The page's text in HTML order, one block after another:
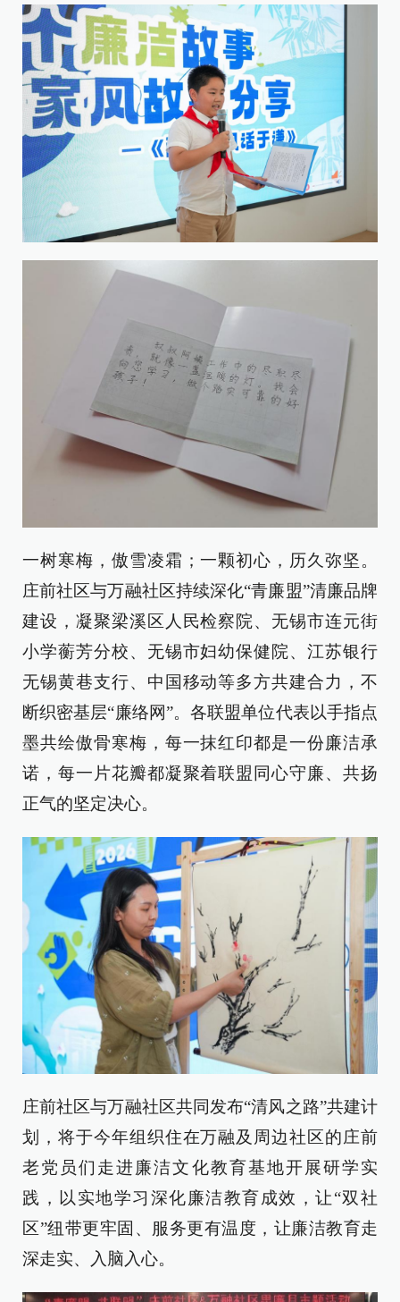
一树寒梅，傲雪凌霜；一颗初心，历久弥坚。
庄前社区与万融社区持续深化“青廉盟”清廉品牌
建设，凝聚梁溪区人民检察院、无锡市连元街
小学蘅芳分校、无锡市妇幼保健院、江苏银行
无锡黄巷支行、中国移动等多方共建合力，不
断织密基层“廉络网”。各联盟单位代表以手指点
墨共绘傲骨寒梅，每一抹红印都是一份廉洁承
诺，每一片花瓣都凝聚着联盟同心守廉、共扬
正气的坚定决心。
庄前社区与万融社区共同发布“清风之路”共建计
划，将于今年组织住在万融及周边社区的庄前
老党员们走进廉洁文化教育基地开展研学实
践，以实地学习深化廉洁教育成效，让“双社
区”纽带更牢固、服务更有温度，让廉洁教育走
深走实、入脑入心。